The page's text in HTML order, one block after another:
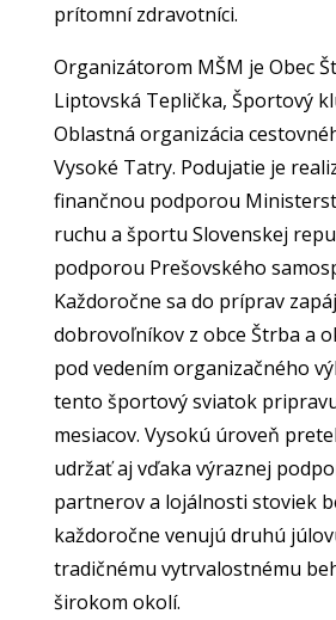
prítomní zdravotníci.
Organizátorom MŠM je Obec
Liptovská Teplička, Športový
Oblastná organizácia
Vysoké Tatry. Podujatie je
finančnou podporou
ruchu a športu Slovenskej
podporou Prešovského
Každoročne sa do príprav
dobrovoľníkov z obce Štrba a
pod vedením organizačného
tento športový sviatok
mesiacov. Vysokú úroveň
udržať aj vďaka výraznej
partnerov a lojálnosti stoviek
každoročne venujú druhú
tradičnému vytrvalostnému
širokom okolí.